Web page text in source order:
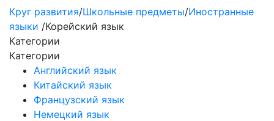
Круг развития/Школьные предметы/Иностранные
языки /Корейский язык
Категории
Категории
Английский язык
Китайский язык
Французский язык
Немецкий язык